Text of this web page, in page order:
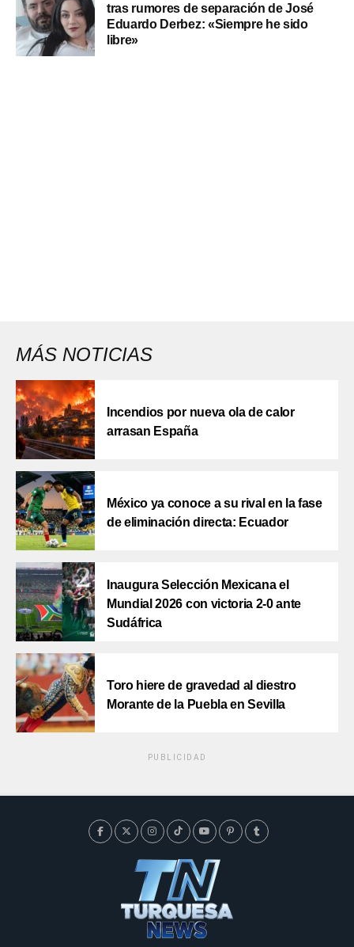
tras rumores de separación de José
Eduardo Derbez: «Siempre he sido
libre»
MÁS NOTICIAS
Incendios por nueva ola de calor
arrasan España
México ya conoce a su rival en la fase
de eliminación directa: Ecuador
Inaugura Selección Mexicana el
Mundial 2026 con victoria 2-0 ante
Sudáfrica
Toro hiere de gravedad al diestro
Morante de la Puebla en Sevilla
PUBLICIDAD